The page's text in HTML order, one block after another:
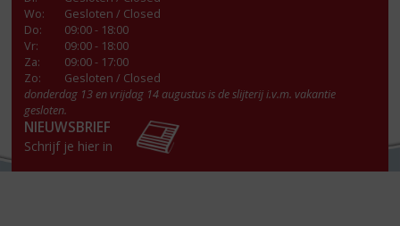
Wo:
Gesloten / Closed
Do:
09:00 - 18:00
Vr:
09:00 - 18:00
Za:
09:00 - 17:00
Zo:
Gesloten / Closed
donderdag 13 en vrijdag 14 augustus is de slijterij i.v.m. vakantie
gesloten.
NIEUWSBRIEF
Schrijf je hier in